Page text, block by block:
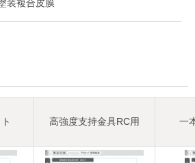
装複合皮膜
高強度支持金具RC用 一